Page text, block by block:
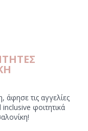
άφησε τις αγγελίες
φοιτητικά